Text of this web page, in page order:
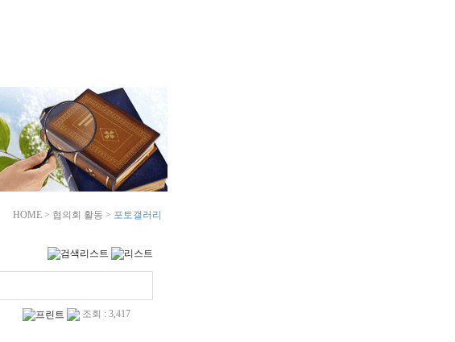
HOME > 협의회 활동 > 포토갤러리
조회 : 3,417